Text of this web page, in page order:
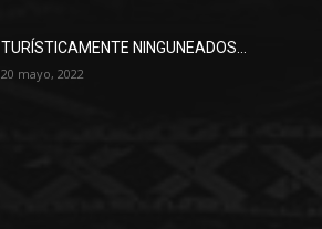
TURÍSTICAMENTE NINGUNEADOS…
20 mayo, 2022